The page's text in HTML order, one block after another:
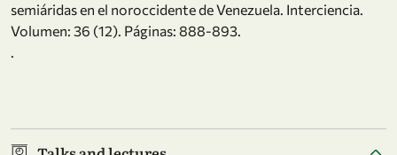
semiáridas en el noroccidente de Venezuela. Interciencia.
Volumen: 36 (12). Páginas: 888-893.
.